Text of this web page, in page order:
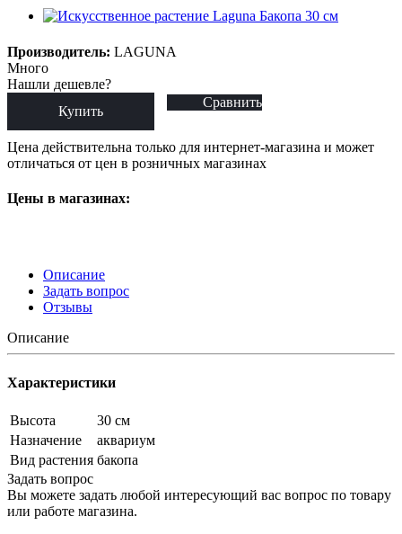
Производитель: LAGUNA
Много
Нашли дешевле?
Купить
Сравнить
Цена действительна только для интернет-магазина и может
отличаться от цен в розничных магазинах
Цены в магазинах:
Описание
Задать вопрос
Отзывы
Описание
Характеристики
Высота
30 см
Назначение
аквариум
Вид растения бакопа
Задать вопрос
Вы можете задать любой интересующий вас вопрос по товару
или работе магазина.